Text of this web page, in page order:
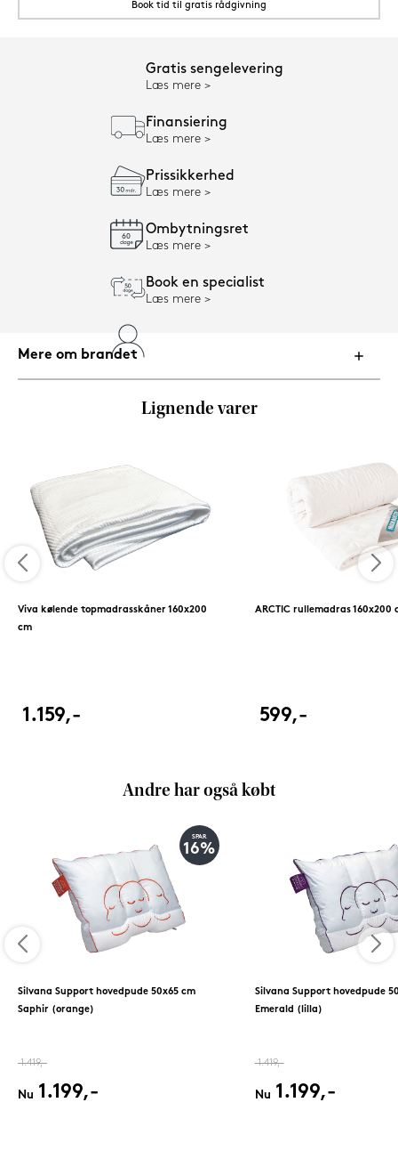
Book tid til gratis rådgivning
Gratis sengelevering
Læs mere
Finansiering
Læs mere
Prissikkerhed
Læs mere
Ombytningsret
Læs mere
Book en specialist
Læs mere
Mere om brandet
Lignende varer
Viva kølende topmadrasskåner 160x200
cm
1.159,-
ARCTIC rullemadras 160x200
599,-
Andre har også købt
SPAR
16%
Silvana Support hovedpude 50x65 cm
Saphir (orange)
1.419,-
Nu 1.199,-
Silvana Support hovedpude
Emerald (lilla)
1.419,-
Nu 1.199,-